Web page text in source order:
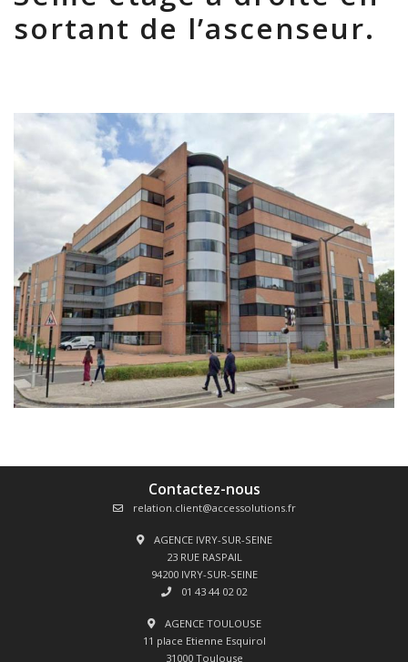
sortant de l’ascenseur.
Contactez-nous
relation.client@accessolutions.fr
AGENCE IVRY-SUR-SEINE
23 RUE RASPAIL
94200 IVRY-SUR-SEINE
01 43 44 02 02
AGENCE TOULOUSE
11 place Etienne Esquirol
31000 Toulouse